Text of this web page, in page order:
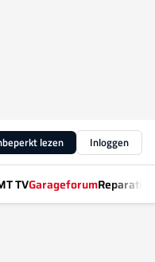
lezen Inloggen
TVGarageforum